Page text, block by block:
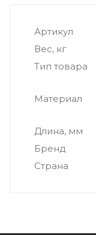
Артикул
Вес, кг
Тип товара
Материал
Длина, мм
Бренд
Страна